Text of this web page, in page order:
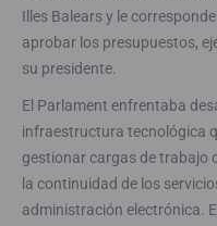
Illes Balears y le
aprobar los presupuestos,
su presidente.
El Parlament enfrentaba
infraestructura tecnológica
gestionar cargas de trabajo
la continuidad de los
administración electrónica.